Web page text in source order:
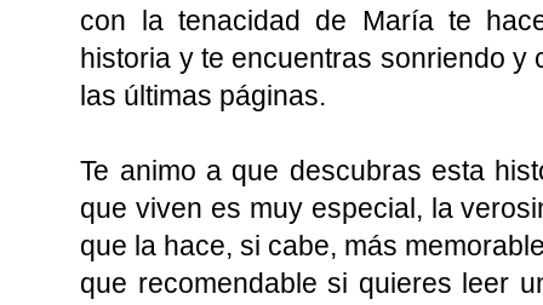
con la tenacidad de María te
historia y te encuentras sonriendo y
las últimas páginas.
Te animo a que descubras esta
que viven es muy especial, la
que la hace, si cabe, más
que recomendable si quieres leer